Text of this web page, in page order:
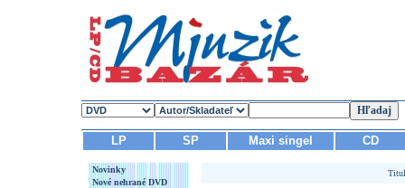
LP SP Maxi singel CD
Novinky
Nové nehrané DVD